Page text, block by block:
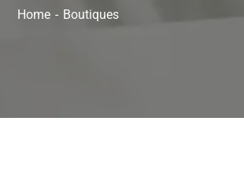
Home Boutiques